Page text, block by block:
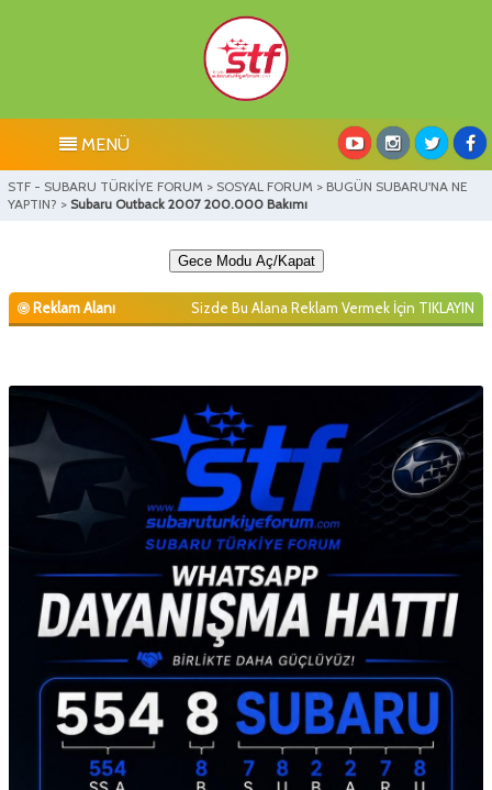
MENÜ
STF - SUBARU TÜRKİYE FORUM > SOSYAL FORUM > BUGÜN SUBARU'NA NE
YAPTIN? > Subaru Outback 2007 200.000 Bakımı
Gece Modu Aç/Kapat
Reklam Alanı Sizde Bu Alana Reklam Vermek İçin TIKLAYIN